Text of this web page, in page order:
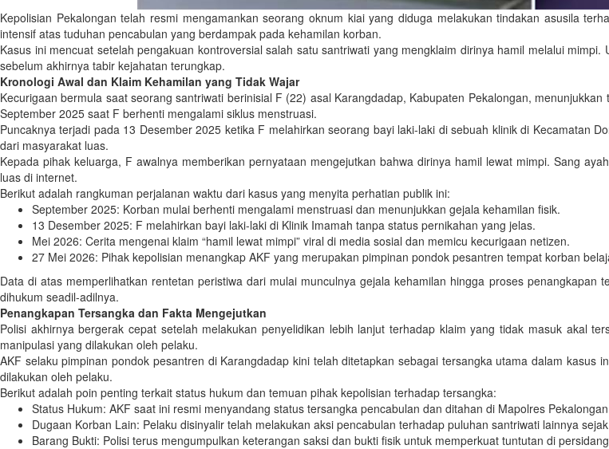
Kepolisian Pekalongan telah resmi mengamankan seorang oknum kiai yang diduga melakukan tindakan asusila
intensif atas tuduhan pencabulan yang berdampak pada kehamilan korban.
Kasus ini mencuat setelah pengakuan kontroversial salah satu santriwati yang mengklaim dirinya hamil melalui
sebelum akhirnya tabir kejahatan terungkap.
Kronologi Awal dan Klaim Kehamilan yang Tidak Wajar
Kecurigaan bermula saat seorang santriwati berinisial F (22) asal Karangdadap, Kabupaten Pekalongan,
September 2025 saat F berhenti mengalami siklus menstruasi.
Puncaknya terjadi pada 13 Desember 2025 ketika F melahirkan seorang bayi laki-laki di sebuah klinik di Kecamatan
dari masyarakat luas.
Kepada pihak keluarga, F awalnya memberikan pernyataan mengejutkan bahwa dirinya hamil lewat mimpi. Sang
luas di internet.
Berikut adalah rangkuman perjalanan waktu dari kasus yang menyita perhatian publik ini:
September 2025: Korban mulai berhenti mengalami menstruasi dan menunjukkan gejala kehamilan fisik.
13 Desember 2025: F melahirkan bayi laki-laki di Klinik Imamah tanpa status pernikahan yang jelas.
Mei 2026: Cerita mengenai klaim “hamil lewat mimpi” viral di media sosial dan memicu kecurigaan netizen.
27 Mei 2026: Pihak kepolisian menangkap AKF yang merupakan pimpinan pondok pesantren tempat korban
Data di atas memperlihatkan rentetan peristiwa dari mulai munculnya gejala kehamilan hingga proses
dihukum seadil-adilnya.
Penangkapan Tersangka dan Fakta Mengejutkan
Polisi akhirnya bergerak cepat setelah melakukan penyelidikan lebih lanjut terhadap klaim yang tidak masuk akal
manipulasi yang dilakukan oleh pelaku.
AKF selaku pimpinan pondok pesantren di Karangdadap kini telah ditetapkan sebagai tersangka utama dalam
dilakukan oleh pelaku.
Berikut adalah poin penting terkait status hukum dan temuan pihak kepolisian terhadap tersangka:
Status Hukum: AKF saat ini resmi menyandang status tersangka pencabulan dan ditahan di Mapolres
Dugaan Korban Lain: Pelaku disinyalir telah melakukan aksi pencabulan terhadap puluhan santriwati lainnya
Barang Bukti: Polisi terus mengumpulkan keterangan saksi dan bukti fisik untuk memperkuat tuntutan di